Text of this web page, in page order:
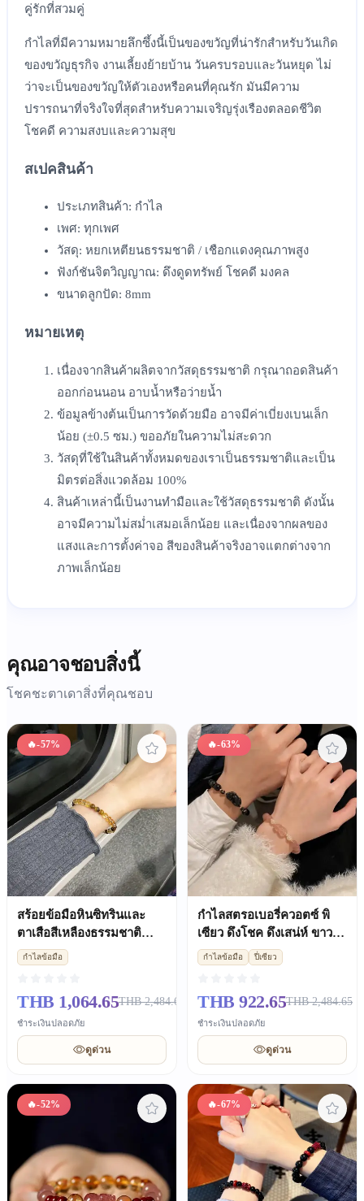
คู่รักที่สวมคู่
กำไลที่มีความหมายลึกซึ้งนี้เป็นของขวัญที่น่ารักสำหรับวันเกิด
ของขวัญธุรกิจ งานเลี้ยงย้ายบ้าน วันครบรอบและวันหยุด ไม่
ว่าจะเป็นของขวัญให้ตัวเองหรือคนที่คุณรัก มันมีความ
ปรารถนาที่จริงใจที่สุดสำหรับความเจริญรุ่งเรืองตลอดชีวิต
โชคดี ความสงบและความสุข
สเปคสินค้า
ประเภทสินค้า: กำไล
เพศ: ทุกเพศ
วัสดุ: หยกเหตียนธรรมชาติ / เชือกแดงคุณภาพสูง
ฟังก์ชันจิตวิญญาณ: ดึงดูดทรัพย์ โชคดี มงคล
ขนาดลูกปัด: 8mm
หมายเหตุ
เนื่องจากสินค้าผลิตจากวัสดุธรรมชาติ กรุณาถอดสินค้า
ออกก่อนนอน อาบน้ำหรือว่ายน้ำ
ข้อมูลข้างต้นเป็นการวัดด้วยมือ อาจมีค่าเบี่ยงเบนเล็ก
น้อย (±0.5 ซม.) ขออภัยในความไม่สะดวก
วัสดุที่ใช้ในสินค้าทั้งหมดของเราเป็นธรรมชาติและเป็น
มิตรต่อสิ่งแวดล้อม 100%
สินค้าเหล่านี้เป็นงานทำมือและใช้วัสดุธรรมชาติ ดังนั้น
อาจมีความไม่สม่ำเสมอเล็กน้อย และเนื่องจากผลของ
แสงและการตั้งค่าจอ สีของสินค้าจริงอาจแตกต่างจาก
ภาพเล็กน้อย
คุณอาจชอบสิ่งนี้
โชคชะตาเดาสิ่งที่คุณชอบ
🔥-57%
สร้อยข้อมือหินซิทรินและ
ตาเสือสีเหลืองธรรมชาติ
สำหรับสตรี ของขวัญเรียก
ทรัพย์
กำไลข้อมือ
THB 1,064.65THB 2,484.65
ชำระเงินปลอดภัย
ดูด่วน
🔥-63%
กำไลสตรอเบอรี่ควอตซ์ พิ
เซียว ดึงโชค ดึงเสน่ห์ ขาวใส
ของขวัญคู่รัก ผู้หญิง
กำไลข้อมือ ปี่เซียว
THB 922.65THB 2,484.65
ชำระเงินปลอดภัย
ดูด่วน
🔥-52% 🔥-67%